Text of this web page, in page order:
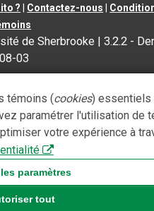
? Contactez-nous
de Sherbrooke |3.2.2 -
03
témoins (cookies) essentiels
paramétrer l'utilisation de
votre expérience à
paramètres
tout